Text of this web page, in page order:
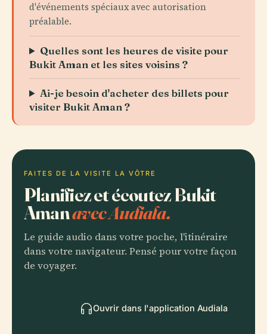
d'événements spéciaux avec autorisation
préalable.
Quelles sont les heures de visite pour
Bukit Aman et les sites voisins ?
Ai-je besoin d'acheter des billets pour
visiter Bukit Aman ?
FAITES DE LA VISITE LA VÔTRE
Planifiez et écoutez Bukit
Amanavec Audiala.
Le guide audio dans votre poche, l'itinéraire
dans votre navigateur. Pensé pour votre façon
de voyager.
Ouvrir dans l'application Audiala